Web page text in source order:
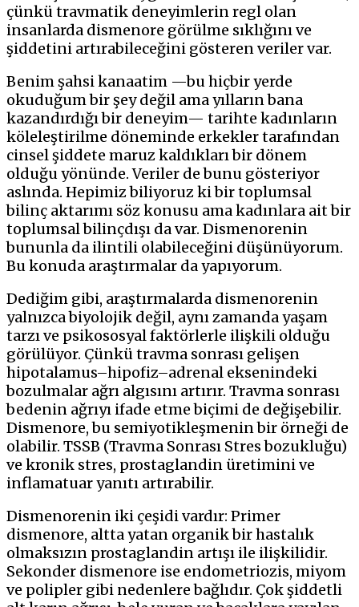
çünkü travmatik deneyimlerin regl olan
insanlarda dismenore görülme sıklığını ve
şiddetini artırabileceğini gösteren veriler var.
Benim şahsi kanaatim —bu hiçbir yerde
okuduğum bir şey değil ama yılların bana
kazandırdığı bir deneyim— tarihte kadınların
köleleştirilme döneminde erkekler tarafından
cinsel şiddete maruz kaldıkları bir dönem
olduğu yönünde. Veriler de bunu gösteriyor
aslında. Hepimiz biliyoruz ki bir toplumsal
bilinç aktarımı söz konusu ama kadınlara ait bir
toplumsal bilinçdışı da var. Dismenorenin
bununla da ilintili olabileceğini düşünüyorum.
Bu konuda araştırmalar da yapıyorum.
Dediğim gibi, araştırmalarda dismenorenin
yalnızca biyolojik değil, aynı zamanda yaşam
tarzı ve psikososyal faktörlerle ilişkili olduğu
görülüyor. Çünkü travma sonrası gelişen
hipotalamus–hipofiz–adrenal eksenindeki
bozulmalar ağrı algısını artırır. Travma sonrası
bedenin ağrıyı ifade etme biçimi de değişebilir.
Dismenore, bu semiyotikleşmenin bir örneği de
olabilir. TSSB (Travma Sonrası Stres bozukluğu)
ve kronik stres, prostaglandin üretimini ve
inflamatuaryanıtı artırabilir.
Dismenorenin iki çeşidi vardır: Primer
dismenore, altta yatan organik bir hastalık
olmaksızın prostaglandin artışı ile ilişkilidir.
Sekonder dismenore ise endometriozis, miyom
ve polipler gibi nedenlere bağlıdır. Çok şiddetli